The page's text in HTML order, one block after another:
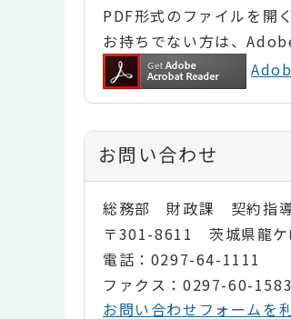
PDF形式のファイルを開
お持ちでない方は、
お問い合わせ
総務部 財政課 契約指導
〒301-8611 茨城県龍ケ
電話：0297-64-1111
ファクス：0297-60-1583
お問い合わせフォームを